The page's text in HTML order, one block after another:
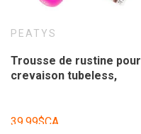
PEATYS
Trousse de rustine pour
crevaison tubeless,
39,99$CA